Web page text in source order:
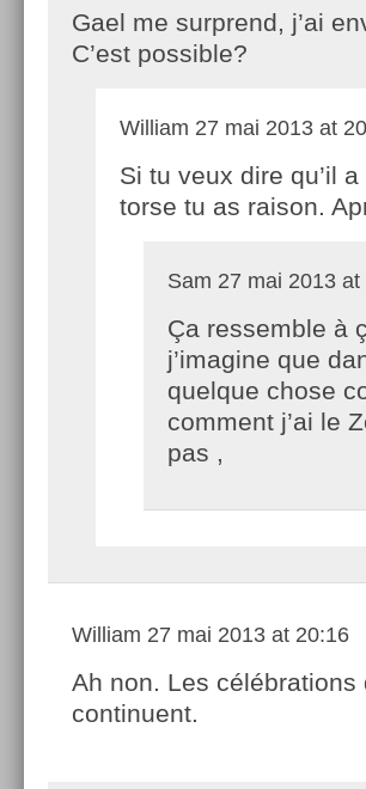
Gael me surprend, j’ai
C’est possible?
William 27 mai 2013 at
Si tu veux dire qu’il
torse tu as raison.
Sam 27 mai 2013 at
Ça ressemble à
j’imagine que
quelque chose
comment j’ai le
pas ,
William 27 mai 2013 at 20:16
Ah non. Les célébrations
continuent.